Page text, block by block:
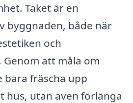
Taket är en
byggnaden, både när
och
att måla om
bara fräscha upp
hus, utan även förlänga